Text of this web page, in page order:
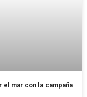
mar con la campaña